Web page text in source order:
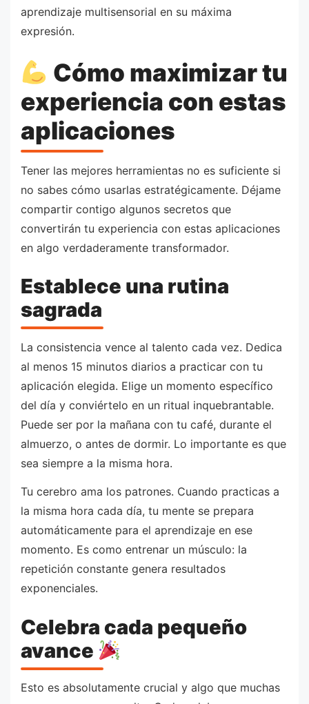
aprendizaje multisensorial en su máxima
expresión.
Cómo maximizar tu
experiencia con estas
aplicaciones
Tener las mejores herramientas no es suficiente si
no sabes cómo usarlas estratégicamente. Déjame
compartir contigo algunos secretos que
convertirán tu experiencia con estas aplicaciones
en algo verdaderamente transformador.
Establece una rutina
sagrada
La consistencia vence al talento cada vez. Dedica
al menos 15 minutos diarios a practicar con tu
aplicación elegida. Elige un momento específico
del día y conviértelo en un ritual inquebrantable.
Puede ser por la mañana con tu café, durante el
almuerzo, o antes de dormir. Lo importante es que
sea siempre a la misma hora.
Tu cerebro ama los patrones. Cuando practicas a
la misma hora cada día, tu mente se prepara
automáticamente para el aprendizaje en ese
momento. Es como entrenar un músculo: la
repetición constante genera resultados
exponenciales.
Celebra cada pequeño
avance
Esto es absolutamente crucial y algo que muchas